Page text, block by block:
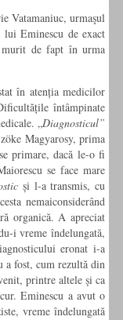
Vatamaniuc, urmaşul
lui Eminescu de exact
murit de fapt în urma
în atenţia medicilor
întâmpinate
„Diagnosticul”
Magyarosy, prima
primare, dacă le-o fi
se face mare
şi l-a transmis, cu
nemaiconsiderând
organică. A apreciat
i vreme îndelungată,
eronat i-a
a fost, cum rezultă din
printre altele şi ca
Eminescu a avut o
vreme îndelungată